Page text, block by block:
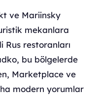
ve Mariinsky
mekanlara
restoranları
bu bölgelerde
Marketplace ve
modern yorumlar